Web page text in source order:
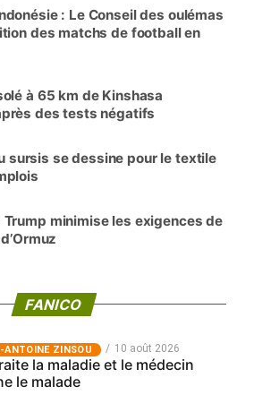
: Le Conseil des oulémas
des matchs de football en
à 65 km de Kinshasa
des tests négatifs
sursis se dessine pour le textile
Trump minimise les exigences de
FANICO
ANTOINE ZINSOU 10 août 2026
la maladie et le médecin
le malade